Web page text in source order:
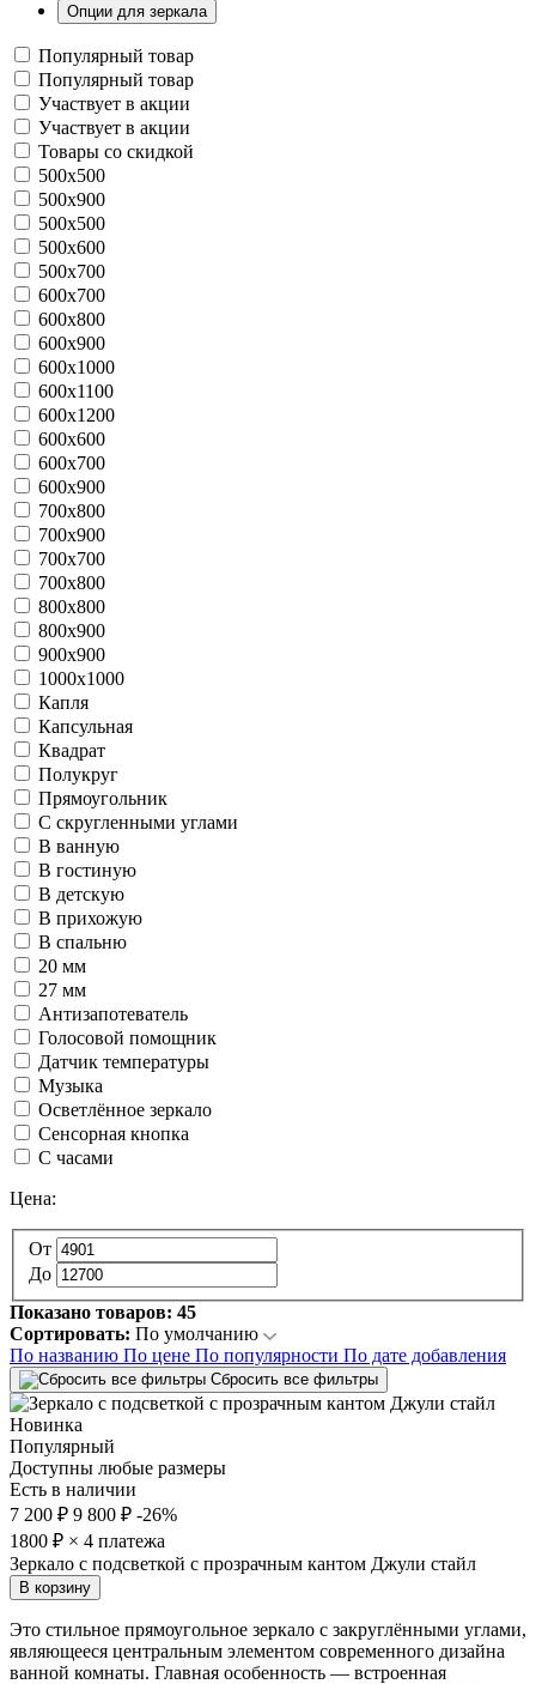
Опции для зеркала
Популярный товар
Популярный товар
Участвует в акции
Участвует в акции
Товары со скидкой
500x500
500x900
500х500
500х600
500х700
600x700
600x800
600x900
600x1000
600x1100
600x1200
600х600
600х700
600х900
700x800
700x900
700х700
700х800
800х800
800х900
900х900
1000х1000
Капля
Капсульная
Квадрат
Полукруг
Прямоугольник
С скругленными углами
В ванную
В гостиную
В детскую
В прихожую
В спальню
20 мм
27 мм
Антизапотеватель
Голосовой помощник
Датчик температуры
Музыка
Осветлённое зеркало
Сенсорная кнопка
С часами
Цена:
От
До
Показано товаров: 45
Сортировать: По умолчанию
По названию По цене По популярности По дате добавления
Сбросить все фильтры
Новинка
Популярный
Доступны любые размеры
Есть в наличии
7 200 ₽ 9 800 ₽ -26%
1800 ₽ × 4 платежа
Зеркало с подсветкой с прозрачным кантом Джули стайл
В корзину
Это стильное прямоугольное зеркало с закруглёнными углами,
являющееся центральным элементом современного дизайна
ванной комнаты. Главная особенность — встроенная